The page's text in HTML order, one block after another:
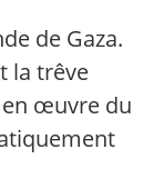
de Gaza.
la trêve
en œuvre du